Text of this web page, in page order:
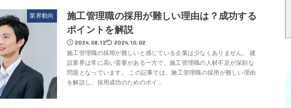
業界動向
施工管理職の採用が難しい理由は？成功する
ポイントを解説
2024.08.12 2024.10.02
施工管理職の採用が難しいと感じている企業は少なくありません。 建
設業界は常に高い需要がある一方で、施工管理職の人材不足が深刻な
問題となっています。 この記事では、施工管理職の採用が難しい理由
を解説し、採用成功のためのポイ...